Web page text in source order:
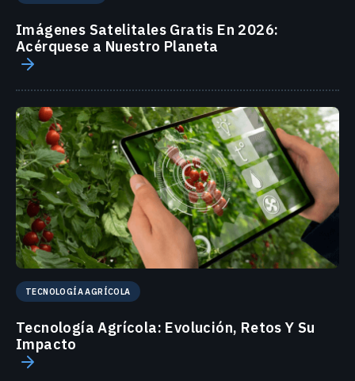
Imágenes Satelitales Gratis En 2026:
Acérquese a Nuestro Planeta
TECNOLOGÍA AGRÍCOLA
Tecnología Agrícola: Evolución, Retos Y Su
Impacto